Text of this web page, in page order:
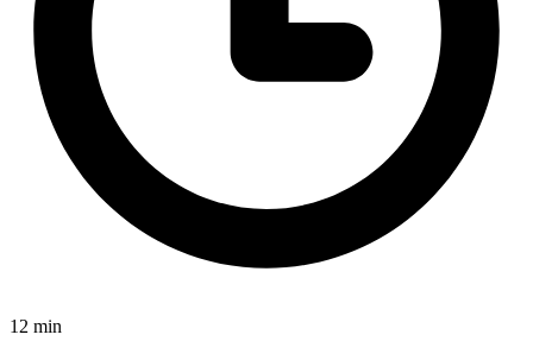
12 min